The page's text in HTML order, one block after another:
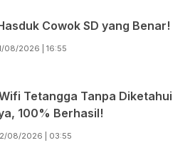
Cowok SD yang Benar!
08/2026 | 16:55
Tetangga Tanpa Diketahui
100% Berhasil!
08/2026 | 03:55